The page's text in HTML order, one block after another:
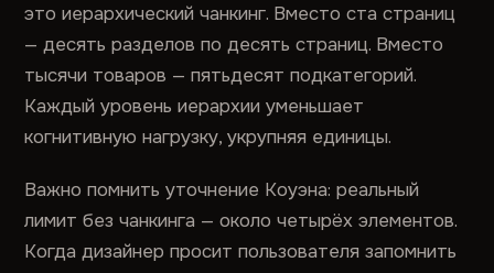
это иерархический чанкинг. Вместо ста страниц
— десять разделов по десять страниц. Вместо
тысячи товаров — пятьдесят подкатегорий.
Каждый уровень иерархии уменьшает
когнитивную нагрузку, укрупняя единицы.
Важно помнить уточнение Коуэна: реальный
лимит без чанкинга — около четырёх элементов.
Когда дизайнер просит пользователя запомнить